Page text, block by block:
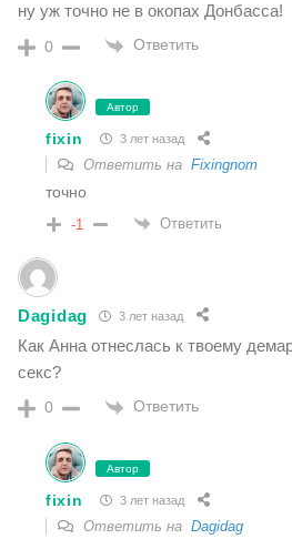
ну уж точно не в окопах Донбасса!
0 Ответить
Автор
fixin 3 лет назад
Ответить на Fixingnom
точно
-1 Ответить
Dagidag 3 лет назад
Как Анна отнеслась к твоему
секс?
0 Ответить
Автор
fixin 3 лет назад
Ответить на Dagidag